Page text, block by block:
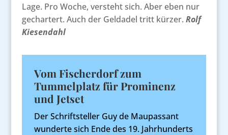
Lage. Pro Woche, versteht sich. Aber eben nur
gechartert. Auch der Geldadel tritt kürzer. Rolf
Kiesendahl
Vom Fischerdorf zum
Tummelplatz für Prominenz
und Jetset
Der Schriftsteller Guy de Maupassant
wunderte sich Ende des 19. Jahrhunderts